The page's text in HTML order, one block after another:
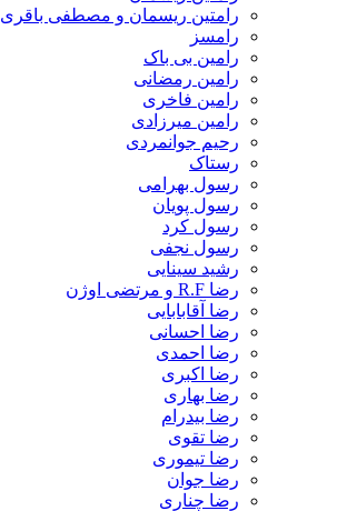
رامتین ریسمان و مصطفی باقری
رامسز
رامین بی باک
رامین رمضانی
رامین فاخری
رامین میرزادی
رحیم جوانمردی
رستاک
رسول بهرامی
رسول پویان
رسول کرد
رسول نجفی
رشید سینایی
رضا R.F و مرتضی اوژن
رضا آقابابایی
رضا احسانی
رضا احمدی
رضا اکبری
رضا بهاری
رضا بیدرام
رضا تقوی
رضا تیموری
رضا جوان
رضا چناری